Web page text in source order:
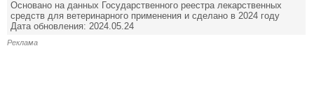
Основано на данных Государственного реестра лекарственных
средств для ветеринарного применения и сделано в 2024 году
Дата обновления: 2024.05.24
Реклама